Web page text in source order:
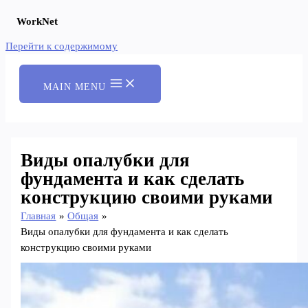
WorkNet
Перейти к содержимому
MAIN MENU
Виды опалубки для
фундамента и как сделать
конструкцию своими руками
Главная
Общая
Виды опалубки для фундамента и как сделать
конструкцию своими руками